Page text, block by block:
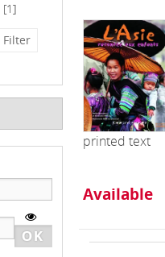
[1]
printed text
Available